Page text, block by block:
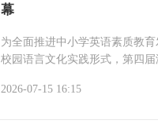
幕
为全面推进中小学英语素质教
校园语言文化实践形式，第四届
2026-07-15 16:15